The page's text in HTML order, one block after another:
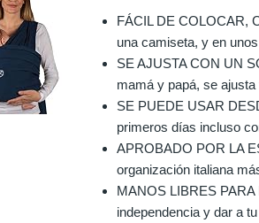
FÁCIL DE COLOCAR,
una camiseta, y en
SE AJUSTA CON UN
mamá y papá, se
SE PUEDE USAR
primeros días incluso
APROBADO POR LA
organización italiana
MANOS LIBRES
independencia y dar a